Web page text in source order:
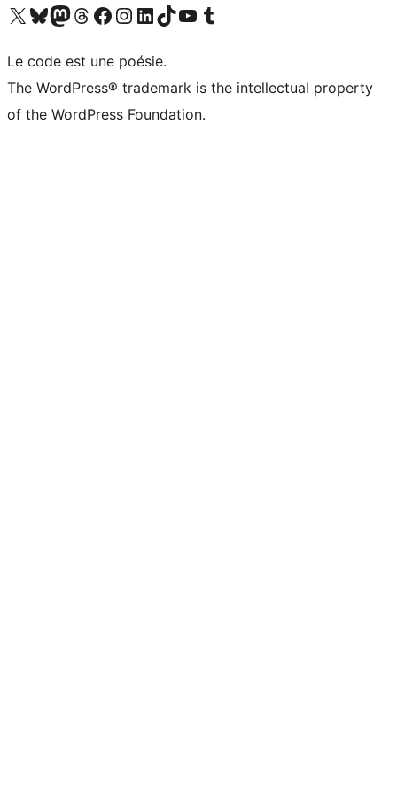
Visitez notre compte X (précédemment Twitter)
Visiter notre compte Bluesky
Visiter notre compte Mastodon
Visiter notre compte Threads
Consulter notre compte Facebook
Consulter notre compte Instagram
Consulter notre compte LinkedIn
Visiter notre compte TokTok
Visiter notre chaîne YouTube
Visiter notre compte Tumblr
Le code est une poésie.
The WordPress® trademark is the intellectual property
of the WordPress Foundation.